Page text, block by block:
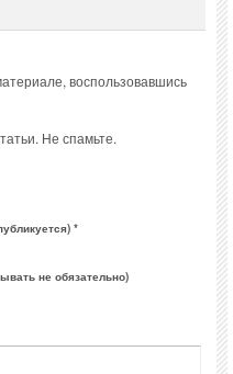
воспользовавшись
Не спамьте.
*
не обязательно)